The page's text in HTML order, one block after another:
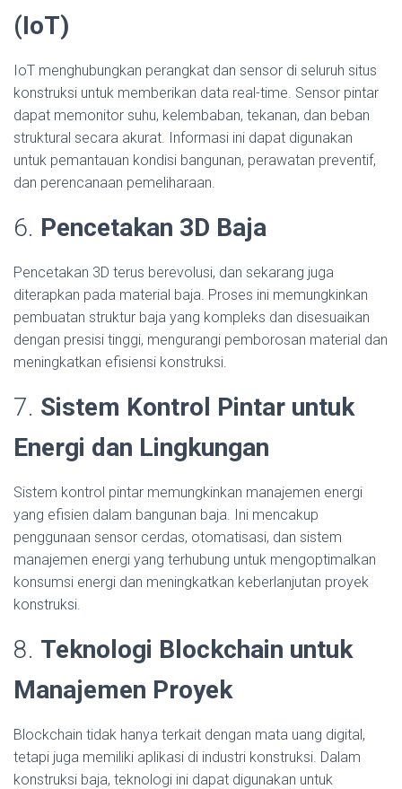
(IoT)
IoT menghubungkan perangkat dan sensor di seluruh situs
konstruksi untuk memberikan data real-time. Sensor pintar
dapat memonitor suhu, kelembaban, tekanan, dan beban
struktural secara akurat. Informasi ini dapat digunakan
untuk pemantauan kondisi bangunan, perawatan preventif,
dan perencanaan pemeliharaan.
6. Pencetakan 3D Baja
Pencetakan 3D terus berevolusi, dan sekarang juga
diterapkan pada material baja. Proses ini memungkinkan
pembuatan struktur baja yang kompleks dan disesuaikan
dengan presisi tinggi, mengurangi pemborosan material dan
meningkatkan efisiensi konstruksi.
7. Sistem Kontrol Pintar untuk
Energi dan Lingkungan
Sistem kontrol pintar memungkinkan manajemen energi
yang efisien dalam bangunan baja. Ini mencakup
penggunaan sensor cerdas, otomatisasi, dan sistem
manajemen energi yang terhubung untuk mengoptimalkan
konsumsi energi dan meningkatkan keberlanjutan proyek
konstruksi.
8. Teknologi Blockchain untuk
Manajemen Proyek
Blockchain tidak hanya terkait dengan mata uang digital,
tetapi juga memiliki aplikasi di industri konstruksi. Dalam
konstruksi baja, teknologi ini dapat digunakan untuk